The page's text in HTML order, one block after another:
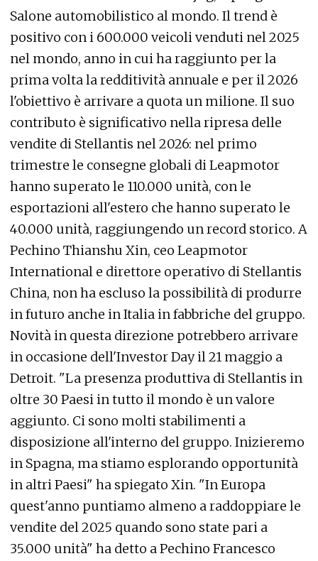
Salone automobilistico al mondo. Il trend è
positivo con i 600.000 veicoli venduti nel 2025
nel mondo, anno in cui ha raggiunto per la
prima volta la redditività annuale e per il 2026
l'obiettivo è arrivare a quota un milione. Il suo
contributo è significativo nella ripresa delle
vendite di Stellantis nel 2026: nel primo
trimestre le consegne globali di Leapmotor
hanno superato le 110.000 unità, con le
esportazioni all'estero che hanno superato le
40.000 unità, raggiungendo un record storico. A
Pechino Thianshu Xin, ceo Leapmotor
International e direttore operativo di Stellantis
China, non ha escluso la possibilità di produrre
in futuro anche in Italia in fabbriche del gruppo.
Novità in questa direzione potrebbero arrivare
in occasione dell'Investor Day il 21 maggio a
Detroit. "La presenza produttiva di Stellantis in
oltre 30 Paesi in tutto il mondo è un valore
aggiunto. Ci sono molti stabilimenti a
disposizione all'interno del gruppo. Inizieremo
in Spagna, ma stiamo esplorando opportunità
in altri Paesi" ha spiegato Xin. "In Europa
quest'anno puntiamo almeno a raddoppiare le
vendite del 2025 quando sono state pari a
35.000 unità" ha detto a Pechino Francesco